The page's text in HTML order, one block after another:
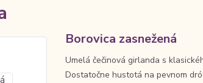
Borovica zasnežená
Umelá čečinová girlanda s
Dostatočne hustotá na pevnom